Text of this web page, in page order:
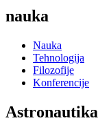
nauka
Nauka
Tehnologija
Filozofije
Konferencije
Astronautika